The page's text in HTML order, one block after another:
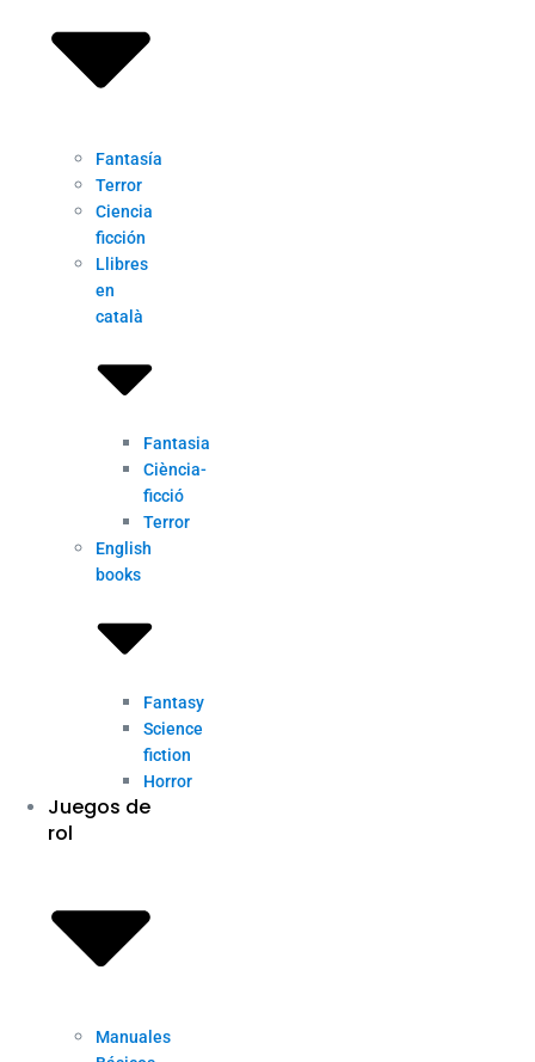
Fantasía
Terror
Ciencia
ficción
Llibres
en
català
Fantasia
Ciència-
ficció
Terror
English
books
Fantasy
Science
fiction
Horror
Juegos de
rol
Manuales